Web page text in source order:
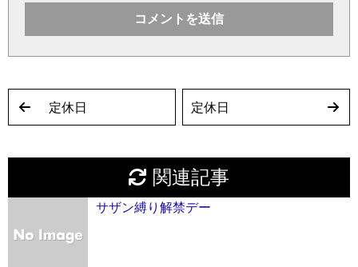
定休日 定休日
関連記事
サザン縛り解禁デー